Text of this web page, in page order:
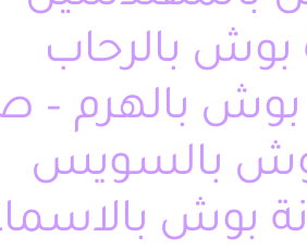
بوش بالرحاب
بالهرم –
بالسويس
بوش